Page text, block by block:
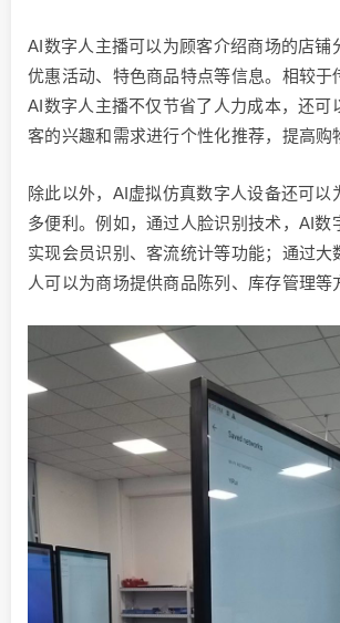
AI数字人主播可以为顾客介绍商场的店铺
优惠活动、特色商品特点等信息。相较于
AI数字人主播不仅节省了人力成本，还可
客的兴趣和需求进行个性化推荐，提高购
除此以外，AI虚拟仿真数字人设备还可以
多便利。例如，通过人脸识别技术，AI数
实现会员识别、客流统计等功能；通过大
人可以为商场提供商品陈列、库存管理等